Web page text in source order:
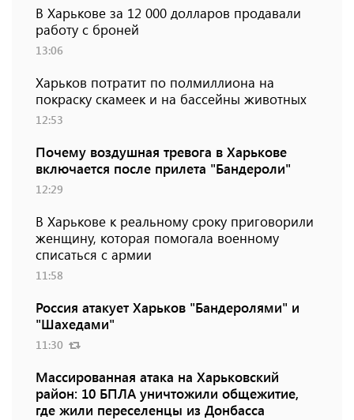
В Харькове за 12 000 долларов продавали
работу с броней
13:06
Харьков потратит по полмиллиона на
покраску скамеек и на бассейны животных
12:53
Почему воздушная тревога в Харькове
включается после прилета "Бандероли"
12:29
В Харькове к реальному сроку приговорили
женщину, которая помогала военному
списаться с армии
11:58
Россия атакует Харьков "Бандеролями" и
"Шахедами"
11:30
Массированная атака на Харьковский
район: 10 БПЛА уничтожили общежитие,
где жили переселенцы из Донбасса